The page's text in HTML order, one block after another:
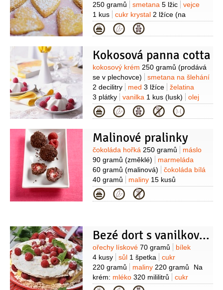
250 gramů
smetana 5 lžic
vejce
1 kus
cukr krystal 2 lžíce (na
posypání)
maliny
2 lžíce
Kategorie
Kokosová panna cotta
Suroviny
kokosový krém 250 gramů (prodává
se v plechovce)
smetana na šlehání
2 decilitry
med 3 lžíce
želatina
3 plátky
vanilka 1 kus (lusk)
olej
(rostlinný, na vymazání formiček)
ozdobení: maliny200 gramů
med
Kategorie
Malinové pralinky
Suroviny
čokoláda hořká 250 gramů
máslo
90 gramů (změklé)
marmeláda
60 gramů (malinová)
čokoláda bílá
40 gramů
maliny 15 kusů
(čerstvé)
likér malinový
1 lžíce
kokosové mléko
Kategorie
Bezé dort s vanilkovým krémem
Suroviny
ořechy lískové 70 gramů
bílek
4 kusy
sůl 1 špetka
cukr
220 gramů
maliny 220 gramů
Na
krém: mléko 320 mililitrů
cukr
vanilkový1 balení